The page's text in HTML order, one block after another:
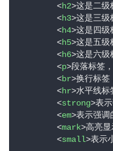
<h2>这是二级
<h3>这是三级
<h4>这是四级
<h5>这是五级
<h6>这是六级
<p>段落标签
<br>换行标签
<hr>水平线标
<strong>表
<em>表示强调
<mark>高亮显
<small>表示